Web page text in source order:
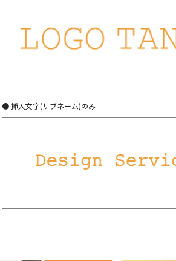
● 挿入文字(サブネーム)のみ